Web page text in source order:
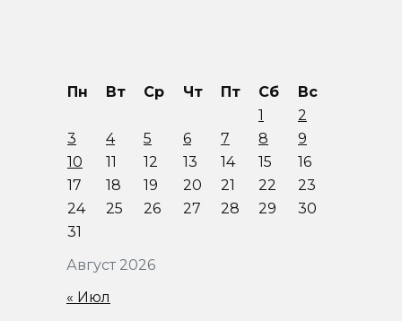
Август 2026
Пн Вт Ср Чт Пт Сб
Вс
1
2
3
4 5 6 7 8
9
10
11 12 13 14 15
16
17
18 19 20 21 22
23
24
25 26 27 28 29
30
31
« Июл